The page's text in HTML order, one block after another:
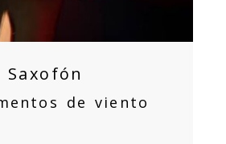
Saxofón
de viento